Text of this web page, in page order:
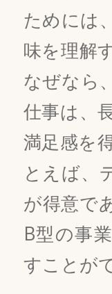
ためには
味を理解
なぜなら
仕事は、
満足感を
とえば、
が得意で
B型の事
すことが